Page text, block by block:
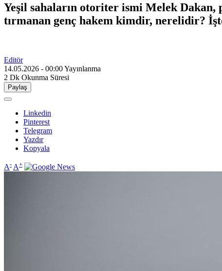
Yeşil sahaların otoriter ismi Melek Dakan,
tırmanan genç hakem kimdir, nerelidir?
Editör
14.05.2026 - 00:00Yayınlanma
2 Dk Okunma Süresi
Paylaş
Linkedin
Pinterest
Telegram
Yazdır
Kopyala
A- A+